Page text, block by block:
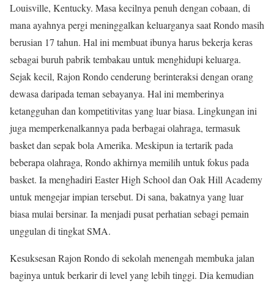
Louisville, Kentucky. Masa kecilnya penuh dengan cobaan, di
mana ayahnya pergi meninggalkan keluarganya saat Rondo masih
berusian 17 tahun. Hal ini membuat ibunya harus bekerja keras
sebagai buruh pabrik tembakau untuk menghidupi keluarga.
Sejak kecil, Rajon Rondo cenderung berinteraksi dengan orang
dewasa daripada teman sebayanya. Hal ini memberinya
ketangguhan dan kompetitivitas yang luar biasa. Lingkungan ini
juga memperkenalkannya pada berbagai olahraga, termasuk
basket dan sepak bola Amerika. Meskipun ia tertarik pada
beberapa olahraga, Rondo akhirnya memilih untuk fokus pada
basket. Ia menghadiri Easter High School dan Oak Hill Academy
untuk mengejar impian tersebut. Di sana, bakatnya yang luar
biasa mulai bersinar. Ia menjadi pusat perhatian sebagi pemain
unggulan di tingkat SMA.
Kesuksesan Rajon Rondo di sekolah menengah membuka jalan
baginya untuk berkarir di level yang lebih tinggi. Dia kemudian